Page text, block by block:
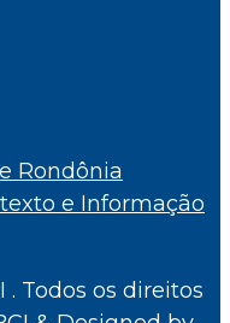
Rondônia
e Informação
Todos os direitos